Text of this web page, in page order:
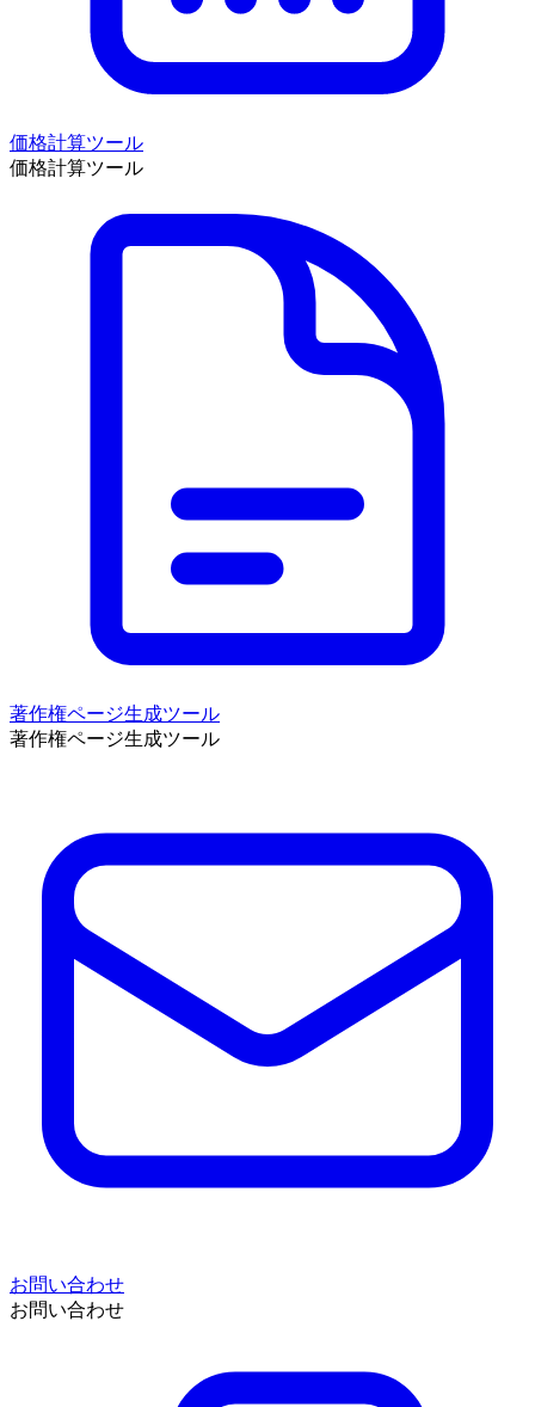
価格計算ツール
価格計算ツール
著作権ページ生成ツール
著作権ページ生成ツール
お問い合わせ
お問い合わせ